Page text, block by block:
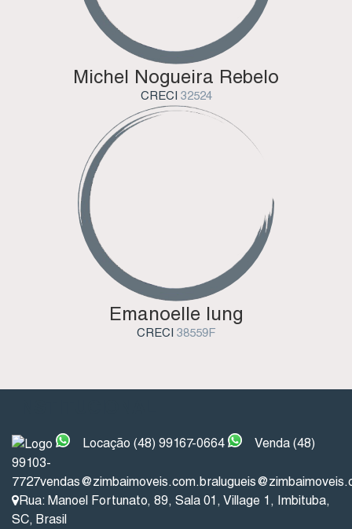
Michel Nogueira Rebelo
CRECI 32524
Emanoelle Iung
CRECI 38559F
Locação (48) 99167-0664
Venda (48)
99103-
7727vendas@zimbaimoveis.com.br
Rua: Manoel Fortunato, 89, Sala 01, Village 1, Imbituba,
SC, Brasil